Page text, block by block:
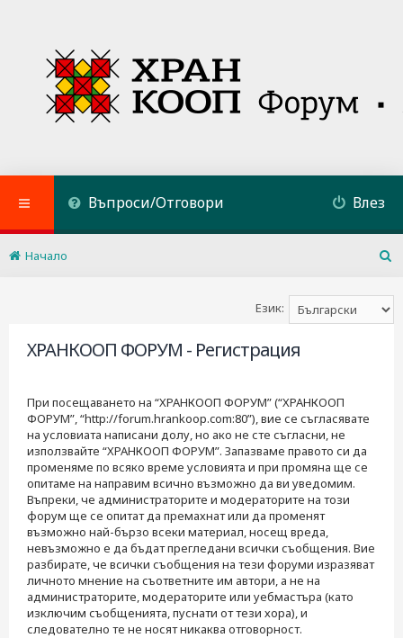
Въпроси/Отговори Влез
Начало
Език:
ХРАНКООП ФОРУМ - Регистрация
При посещаването на “ХРАНКООП ФОРУМ” (“ХРАНКООП
ФОРУМ”, “http://forum.hrankoop.com:80”), вие се съгласявате
на условиата написани долу, но ако не сте съгласни, не
използвайте “ХРАНКООП ФОРУМ”. Запазваме правото си да
променяме по всяко време условията и при промяна ще се
опитаме на направим всично възможно да ви уведомим.
Въпреки, че администраторите и модераторите на този
форум ще се опитат да премахнат или да променят
възможно най-бързо всеки материал, носещ вреда,
невъзможно е да бъдат прегледани всички съобщения. Вие
разбирате, че всички съобщения на тези форуми изразяват
личното мнение на съответните им автори, а не на
администраторите, модераторите или уебмастъра (като
изключим съобщенията, пуснати от тези хора), и
следователно те не носят никаква отговорност.